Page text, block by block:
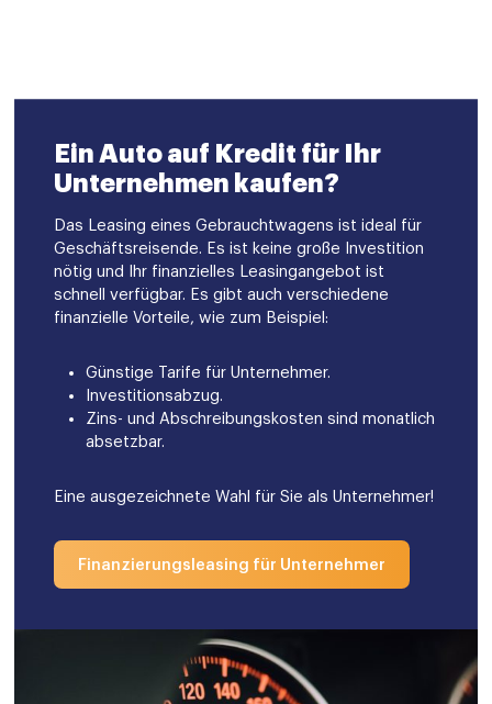
Ein Auto auf Kredit für Ihr
Unternehmen kaufen?
Das Leasing eines Gebrauchtwagens ist ideal für
Geschäftsreisende. Es ist keine große Investition
nötig und Ihr finanzielles Leasingangebot ist
schnell verfügbar. Es gibt auch verschiedene
finanzielle Vorteile, wie zum Beispiel:
Günstige Tarife für Unternehmer.
Investitionsabzug.
Zins- und Abschreibungskosten sind monatlich
absetzbar.
Eine ausgezeichnete Wahl für Sie als Unternehmer!
Finanzierungsleasing für Unternehmer